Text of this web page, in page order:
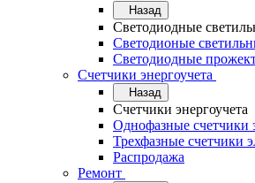
Назад
Светодиодные
Светодионые
Светодиодные
Счетчики энергоучета
Назад
Счетчики энергоучета
Однофазные счетчики
Трехфазные счетчики
Распродажа
Ремонт